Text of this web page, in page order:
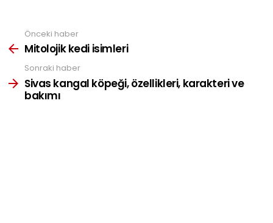
more
Önceki haber
Mitolojik kedi isimleri
Sonraki haber
Sivas kangal köpeği, özellikleri, karakteri ve
bakımı